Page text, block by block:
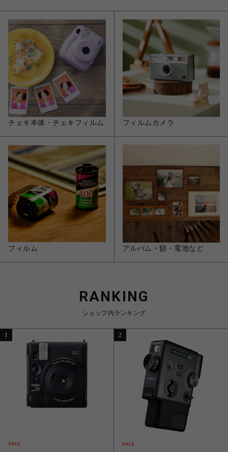
チェキ本体・チェキフィルム フィルムカメラ
フィルム アルバム・額・電池など
RANKING
ショップ内ランキング
1 2